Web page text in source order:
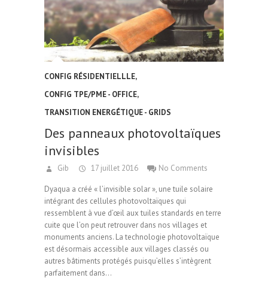
CONFIG RÉSIDENTIELLLE,
CONFIG TPE/PME - OFFICE,
TRANSITION ENERGÉTIQUE - GRIDS
Des panneaux photovoltaïques
invisibles
Gib 17 juillet 2016 No Comments
Dyaqua a créé « l’invisible solar », une tuile solaire
intégrant des cellules photovoltaïques qui
ressemblent à vue d’œil aux tuiles standards en terre
cuite que l’on peut retrouver dans nos villages et
monuments anciens. La technologie photovoltaïque
est désormais accessible aux villages classés ou
autres bâtiments protégés puisqu’elles s’intègrent
parfaitement dans…